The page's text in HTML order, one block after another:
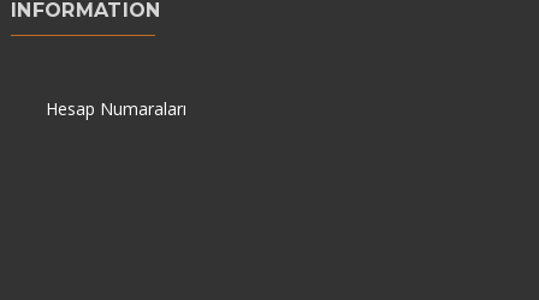
INFORMATION
Hesap Numaraları